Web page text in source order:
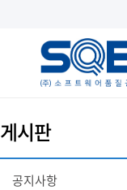
게시판
공지사항